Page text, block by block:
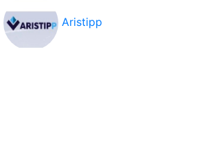
Aristipp